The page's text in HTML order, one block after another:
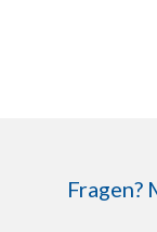
Fragen?